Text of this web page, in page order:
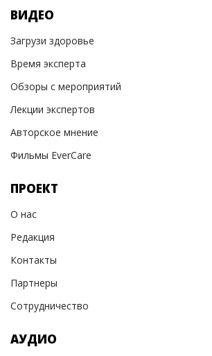
ВИДЕО
Загрузи здоровье
Время эксперта
Обзоры с мероприятий
Лекции экспертов
Авторское мнение
Фильмы EverCare
ПРОЕКТ
О нас
Редакция
Контакты
Партнеры
Сотрудничество
АУДИО